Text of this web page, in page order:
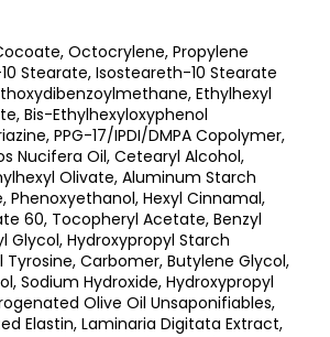
Octocrylene, Propylene
Stearate, Isosteareth-10 Stearate
Ethylhexyl
Bis-Ethylhexyloxyphenol
PPG-17/IPDI/DMPA Copolymer,
Nucifera Oil, Cetearyl Alcohol,
Olivate, Aluminum Starch
Hexyl Cinnamal,
60, Tocopheryl Acetate, Benzyl
Glycol, Hydroxypropyl Starch
Tyrosine, Carbomer, Butylene Glycol,
Sodium Hydroxide, Hydroxypropyl
Olive Oil Unsaponifiables,
Elastin, Laminaria Digitata Extract,